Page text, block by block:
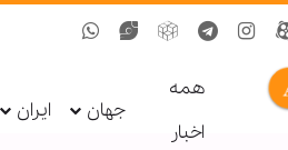
همه
اخبار
جهان ایران